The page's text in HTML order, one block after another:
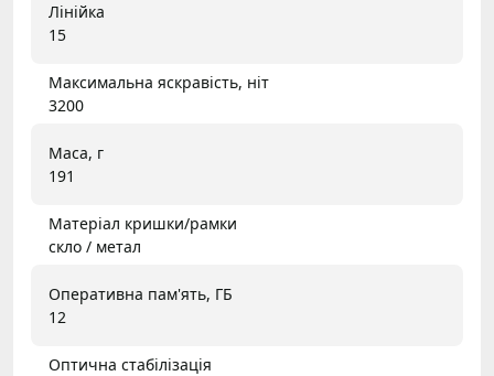
Лінійка
15
Максимальна яскравість, ніт
3200
Маса, г
191
Матеріал кришки/рамки
скло / метал
Оперативна пам'ять, ГБ
12
Оптична стабілізація